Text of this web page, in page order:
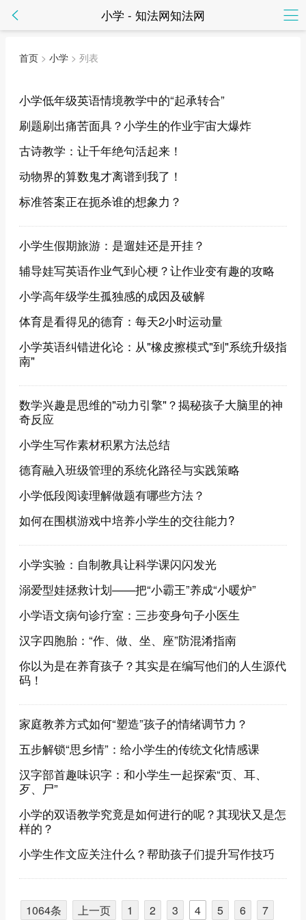
小学 - 知法网知法网
首页 > 小学 > 列表
小学低年级英语情境教学中的“起承转合”
刷题刷出痛苦面具？小学生的作业宇宙大爆炸
古诗教学：让千年绝句活起来！
动物界的算数鬼才离谱到我了！
标准答案正在扼杀谁的想象力？
小学生假期旅游：是遛娃还是开挂？
辅导娃写英语作业气到心梗？让作业变有趣的攻略
小学高年级学生孤独感的成因及破解
体育是看得见的德育：每天2小时运动量
小学英语纠错进化论：从"橡皮擦模式"到"系统升级指
南"
数学兴趣是思维的"动力引擎"？揭秘孩子大脑里的神
奇反应
小学生写作素材积累方法总结
德育融入班级管理的系统化路径与实践策略
小学低段阅读理解做题有哪些方法？
如何在围棋游戏中培养小学生的交往能力?
小学实验：自制教具让科学课闪闪发光
溺爱型娃拯救计划——把“小霸王”养成“小暖炉”
小学语文病句诊疗室：三步变身句子小医生
汉字四胞胎：“作、做、坐、座”防混淆指南
你以为是在养育孩子？其实是在编写他们的人生源代
码！
家庭教养方式如何“塑造”孩子的情绪调节力？
五步解锁“思乡情”：给小学生的传统文化情感课
汉字部首趣味识字：和小学生一起探索“页、耳、
歹、尸”
小学的双语教学究竟是如何进行的呢？其现状又是怎
样的？
小学生作文应关注什么？帮助孩子们提升写作技巧
1064条 上一页 1 2 3 4 5 6 7